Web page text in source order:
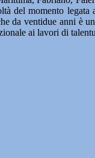
del momento
da ventidue anni è
ai lavori di